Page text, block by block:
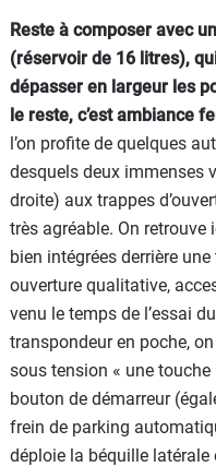
Reste à composer avec
(réservoir de 16 litres),
dépasser en largeur les
le reste, c’est ambiance
l’on profite de quelques
desquels deux immenses
droite) aux trappes
très agréable. On retrouve
bien intégrées derrière
ouverture qualitative,
venu le temps de l’essai
transpondeur en poche,
sous tension « une
bouton de démarreur
frein de parking
déploie la béquille latérale